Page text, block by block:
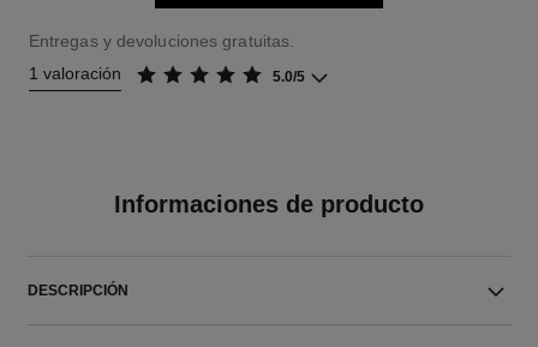
Entregas y devoluciones gratuitas.
1 valoración
5.0/5
Informaciones de producto
DESCRIPCIÓN